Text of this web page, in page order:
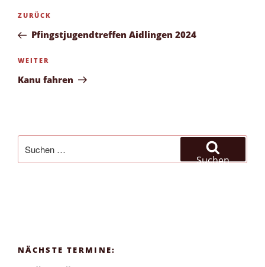
Beitragsnavigation
Vorheriger
Beitrag
ZURÜCK
Pfingstjugendtreffen Aidlingen 2024
Nächster
Beitrag
WEITER
Kanu fahren
nach:
Suchen
NÄCHSTE TERMINE: